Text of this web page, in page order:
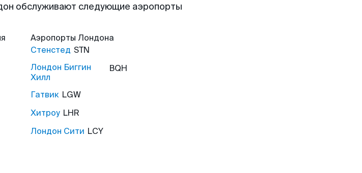
обслуживают следующие аэропорты
Аэропорты Лондона
Стенстед STN
Лондон Биггин
Хилл
BQH
Гатвик LGW
Хитроу LHR
Лондон Сити LCY